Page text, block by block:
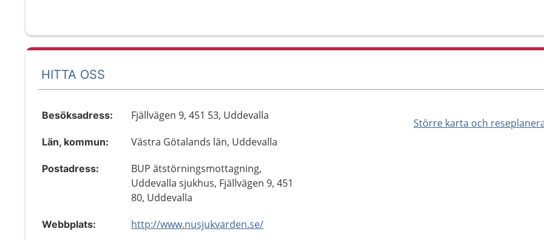
HITTA OSS
Större karta och
Besöksadress: Fjällvägen 9, 451 53, Uddevalla
Län, kommun: Västra Götalands län, Uddevalla
Postadress:
BUP ätstörningsmottagning,
Uddevalla sjukhus, Fjällvägen 9, 451
80, Uddevalla
Webbplats: http://www.nusjukvarden.se/